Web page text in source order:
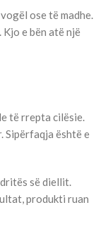
ose të madhe.
e bën atë një
të rrepta cilësie.
Sipërfaqja është e
së diellit.
produkti ruan